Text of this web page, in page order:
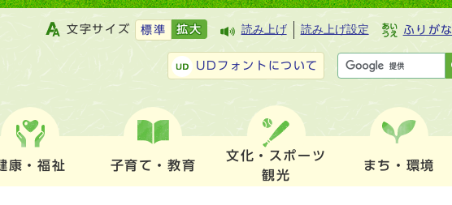
文字サイズ 標準 拡大 読み上げ 読み上げ設定 ふりがな
UDフォントについて
康・福祉 子育て・教育
文化・スポーツ
観光
まち・環境